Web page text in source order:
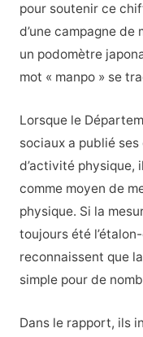
pour soutenir ce
d’une campagne
un podomètre
mot « manpo » se
Lorsque le
sociaux a publié
d’activité physique,
comme moyen de
physique. Si la
toujours été
reconnaissent que
simple pour de
Dans le rapport, ils